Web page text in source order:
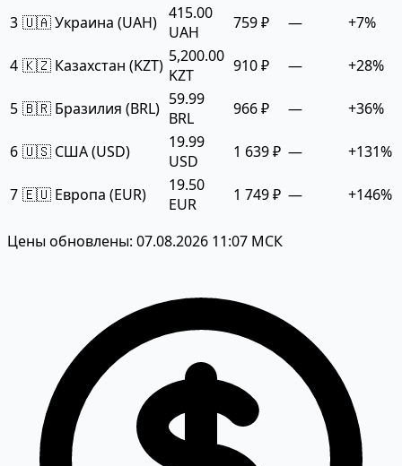
3 🇺🇦 Украина (UAH) 415.00
UAH
759 ₽ — +7%
4 🇰🇿 Казахстан (KZT) 5,200.00
KZT
910 ₽ — +28%
5 🇧🇷 Бразилия (BRL) 59.99
BRL
966 ₽ — +36%
6 🇺🇸 США (USD)
19.99
USD
1 639 ₽ — +131%
7 🇪🇺 Европа (EUR)
19.50
EUR
1 749 ₽ — +146%
Цены обновлены: 07.08.2026 11:07 МСК